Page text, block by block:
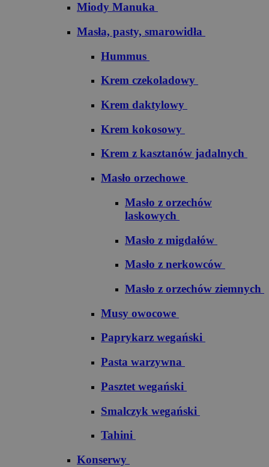
Miody Manuka
Masła, pasty, smarowidła
Hummus
Krem czekoladowy
Krem daktylowy
Krem kokosowy
Krem z kasztanów jadalnych
Masło orzechowe
Masło z orzechów
laskowych
Masło z migdałów
Masło z nerkowców
Masło z orzechów ziemnych
Musy owocowe
Paprykarz wegański
Pasta warzywna
Pasztet wegański
Smalczyk wegański
Tahini
Konserwy